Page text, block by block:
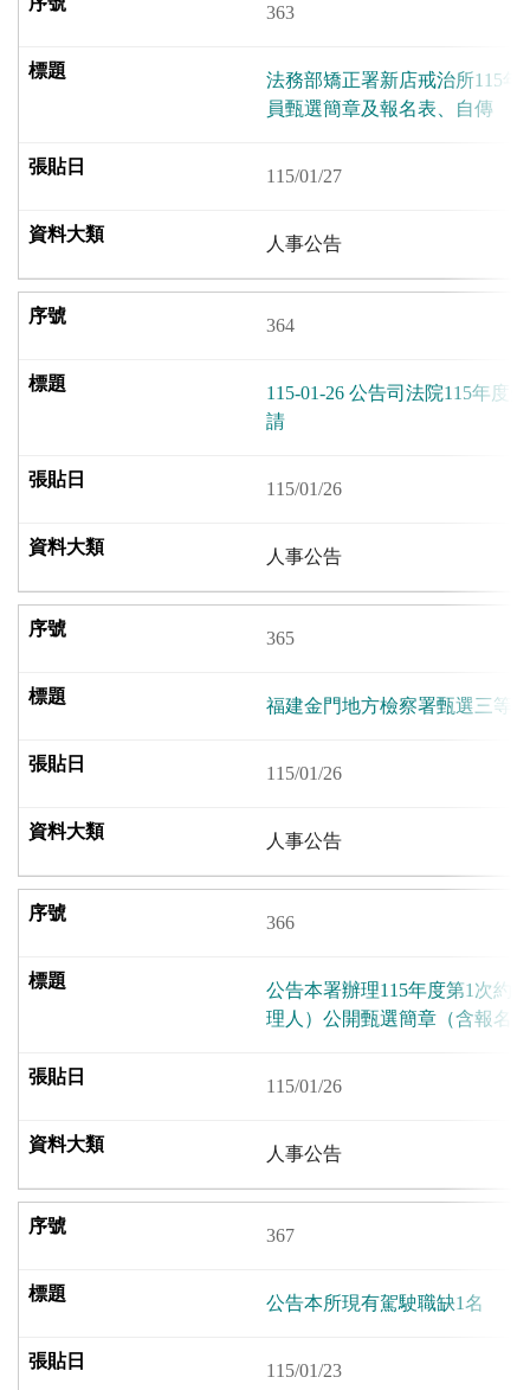
363
法務部矯正署新店戒治所115
員甄選簡章及報名表、自傳
115/01/27
人事公告
364
115-01-26 公告司法院115年度
請
115/01/26
人事公告
365
福建金門地方檢察署甄選三等
115/01/26
人事公告
366
公告本署辦理115年度第1次約
理人）公開甄選簡章（含報名
115/01/26
人事公告
367
公告本所現有駕駛職缺1名
115/01/23